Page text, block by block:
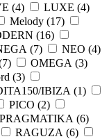
(4) LUXE (4)
Melody (17)
(16)
(7) NEO (4)
7) OMEGA (3)
(3)
IBIZA (1)
PICO (2)
PRAGMATIKA (6)
RAGUZA (6)